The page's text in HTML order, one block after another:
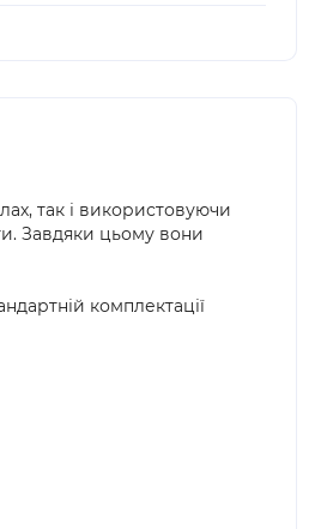
так і використовуючи
Завдяки цьому вони
комплектації